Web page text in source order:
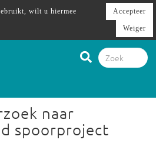
naar
spoorproject
wilt u hiermee
Accepteer
Weiger